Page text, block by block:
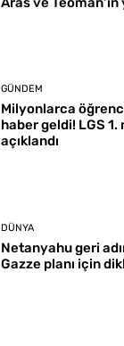
GÜNDEM
Milyonlarca
haber geldi! LGS 1.
açıklandı
DÜNYA
Netanyahu geri
Gazze planı için